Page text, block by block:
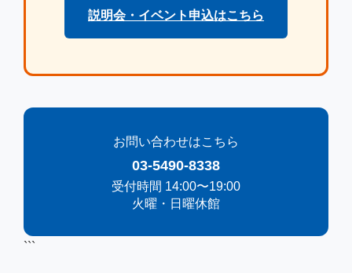
説明会・イベント申込はこちら
お問い合わせはこちら
03-5490-8338
受付時間 14:00〜19:00
火曜・日曜休館
```